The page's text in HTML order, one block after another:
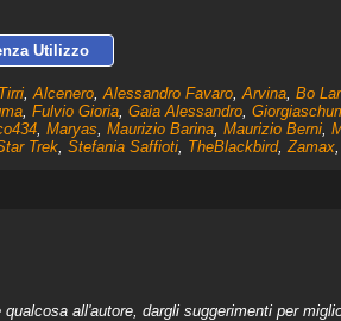
Utilizzo
,Alcenero,Alessandro Favaro,Arvina, Bo
, Fulvio Gioria, Gaia Alessandro,
, Maryas, Maurizio Barina, Maurizio Berni,
Trek, Stefania Saffioti, TheBlackbird,Zamax
all'autore, dargli suggerimenti per